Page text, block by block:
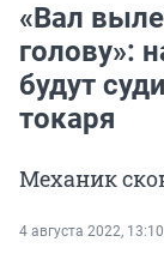
«Вал
голову»:
будут
токаря
Механик
4 августа 2022, 13:10